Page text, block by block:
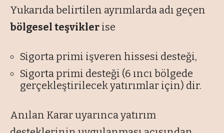
Yukarıda belirtilen ayrımlarda adı geçen
bölgesel teşvikler ise
Sigorta primi işveren hissesi desteği,
Sigorta primi desteği (6 ıncı bölgede
gerçekleştirilecek yatırımlar için) dir.
Anılan Karar uyarınca yatırım